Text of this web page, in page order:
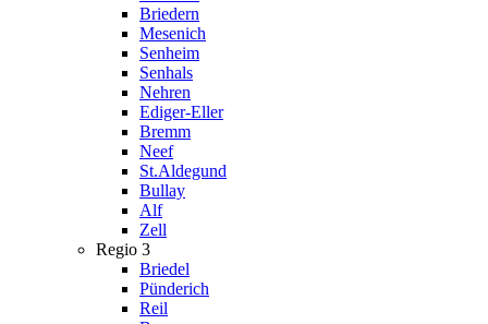
Briedern
Mesenich
Senheim
Senhals
Nehren
Ediger-Eller
Bremm
Neef
St.Aldegund
Bullay
Alf
Zell
Regio 3
Briedel
Pünderich
Reil